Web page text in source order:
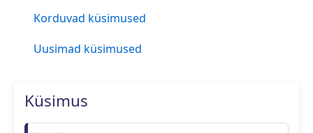
Korduvad küsimused
Uusimad küsimused
Küsimus